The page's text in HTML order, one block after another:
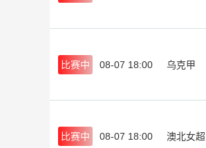
比赛中 08-07 18:00 乌克甲
比赛中 08-07 18:00 澳北女超